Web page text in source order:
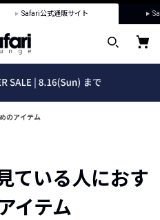
Safari公式通販サイト
のアイテム
ている人におす
イテム